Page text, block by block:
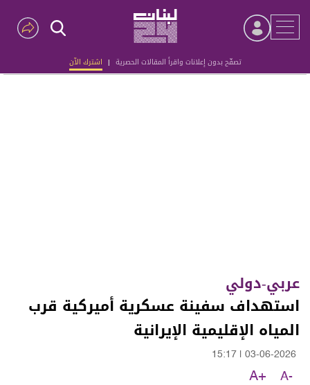
تصفّح بدون إعلانات واقرأ المقالات الحصرية | اشترك الآن
Advertisement
عربي-دولي
استهداف سفينة عسكرية أميركية قرب
المياه الإقليمية الإيرانية
03-06-2026
15:17
A-
A+